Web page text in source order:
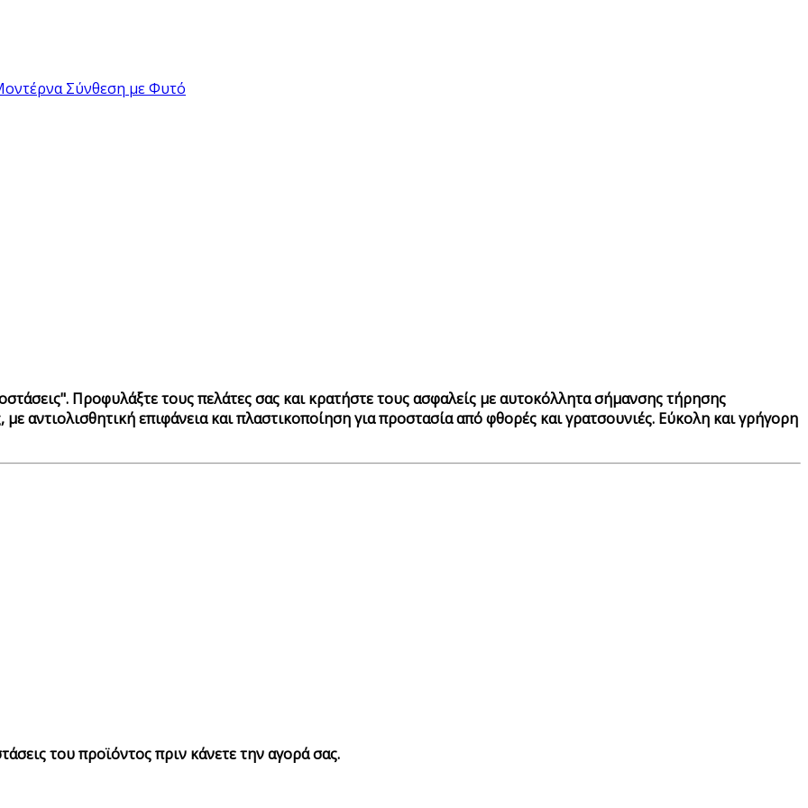
Σύνθεση με Φυτό
Προφυλάξτε τους πελάτες σας και κρατήστε τους ασφαλείς με αυτοκόλλητα σήμανσης τήρησης
αντιολισθητική επιφάνεια και πλαστικοποίηση για προστασία από φθορές και γρατσουνιές. Εύκολη και γρήγορη
του προϊόντος πριν κάνετε την αγορά σας.